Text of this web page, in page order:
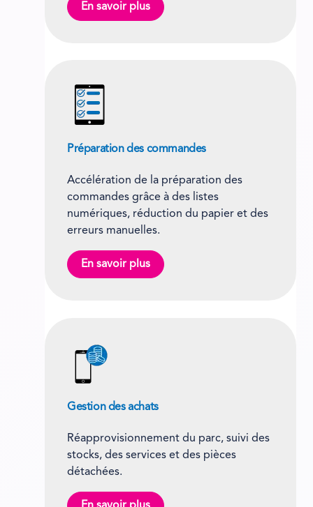
En savoir plus
Préparation des commandes
Accélération de la préparation des
commandes grâce à des listes
numériques, réduction du papier et des
erreurs manuelles.
En savoir plus
Gestion des achats
Réapprovisionnement du parc, suivi des
stocks, des services et des pièces
détachées.